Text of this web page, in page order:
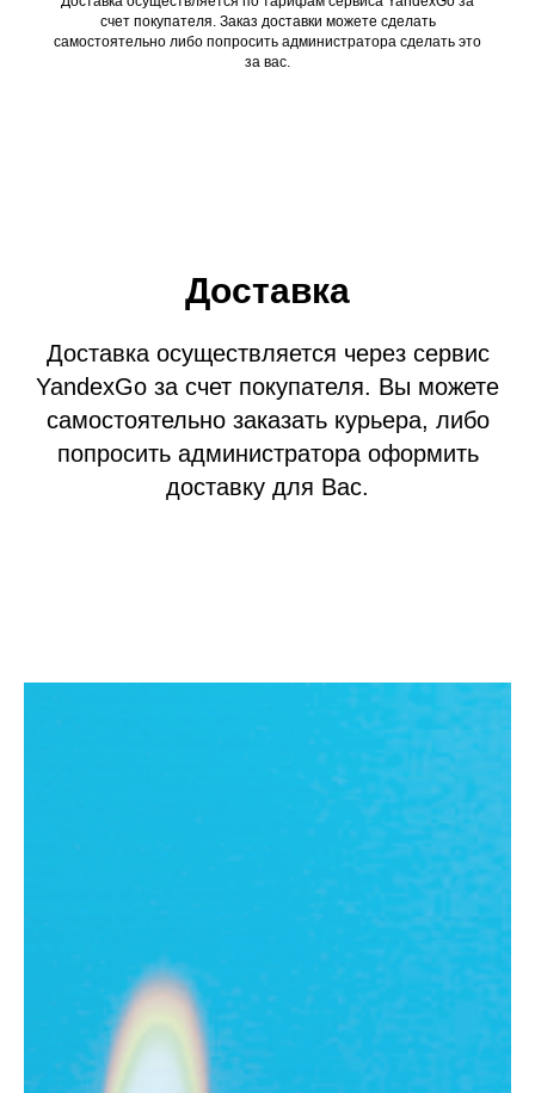
счет покупателя. Заказ доставки можете сделать
самостоятельно либо попросить администратора сделать это
за вас.
Доставка
Доставка осуществляется через сервис
YandexGo за счет покупателя. Вы можете
самостоятельно заказать курьера, либо
попросить администратора оформить
доставку для Вас.